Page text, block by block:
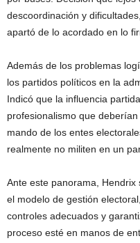
descoordinación y
apartó de lo acordado en lo
Además de los problemas
los partidos políticos en la
Indicó que la influencia
profesionalismo que
mando de los entes
realmente no militen en un
Ante este panorama,
el modelo de gestión
controles adecuados y
proceso esté en manos de